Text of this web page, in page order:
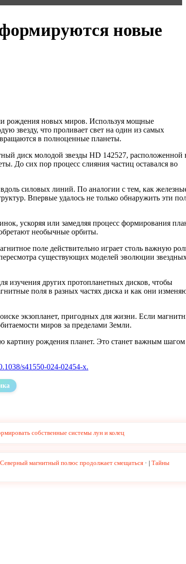
новые
рождения новых миров. Используя мощные
звезду, что проливает свет на один из самых
в полноценные планеты.
диск молодой звезды HD 142527, расположенной
До сих пор процесс слияния частиц оставался во
силовых линий. По аналогии с тем, как
Впервые удалось не только обнаружить эти
ускоряя или замедляя процесс формирования
необычные орбиты.
поле действительно играет столь важную
существующих моделей эволюции
изучения других протопланетных дисков, чтобы
поля в разных частях диска и как они
экзопланет, пригодных для жизни. Если
миров за пределами Земли.
картину рождения планет. Это станет важным
s41550-024-02454-x.
собственные системы лун и колец
магнитный полюс продолжает смещаться | Тайны